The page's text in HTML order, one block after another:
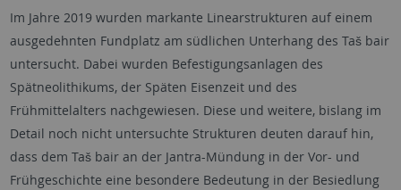
Im Jahre 2019 wurden markante Linearstrukturen auf einem
ausgedehnten Fundplatz am südlichen Unterhang des Taš bair
untersucht. Dabei wurden Befestigungsanlagen des
Spätneolithikums, der Späten Eisenzeit und des
Frühmittelalters nachgewiesen. Diese und weitere, bislang im
Detail noch nicht untersuchte Strukturen deuten darauf hin,
dass dem Taš bair an der Jantra-Mündung in der Vor- und
Frühgeschichte eine besondere Bedeutung in der Besiedlung